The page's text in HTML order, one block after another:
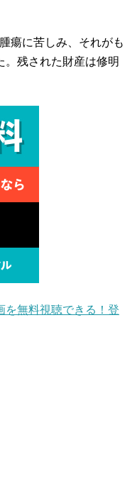
瘍に苦しみ、それがも
。残された財産は修明
を無料視聴できる！登